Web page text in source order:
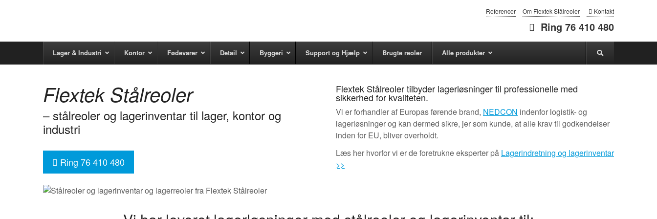
Referencer Om Flextek Stålreoler Kontakt
Ring 76 410 480
Lager & Industri Kontor Fødevarer Detail Byggeri Support og Hjælp Brugte reoler Alle produkter
Flextek Stålreoler
– stålreoler og lagerinventar til lager, kontor og
industri
Ring 76 410 480
Flextek Stålreoler tilbyder lagerløsninger til professionelle med
sikkerhed for kvaliteten.
Vi er forhandler af Europas førende brand, NEDCON indenfor logistik- og
lagerløsninger og kan dermed sikre, jer som kunde, at alle krav til godkendelser
inden for EU, bliver overholdt.
Læs her hvorfor vi er de foretrukne eksperter på Lagerindretning og lagerinventar
>>